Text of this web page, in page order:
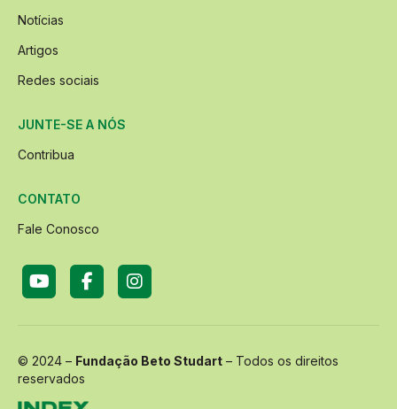
Notícias
Artigos
Redes sociais
JUNTE-SE A NÓS
Contribua
CONTATO
Fale Conosco
© 2024 – Fundação Beto Studart – Todos os direitos
reservados